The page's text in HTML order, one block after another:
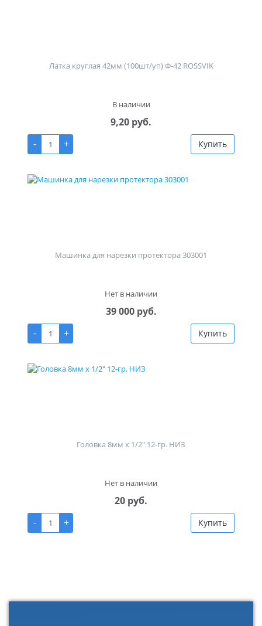
Латка круглая 42мм (100шт/уп) Ф-42 ROSSVIK
В наличии
9,20 руб.
-
+ Купить
Машинка для нарезки протектора 303001
Нет в наличии
39 000 руб.
-
+ Купить
Головка 8мм х 1/2" 12-гр. НИЗ
Нет в наличии
20 руб.
-
+ Купить